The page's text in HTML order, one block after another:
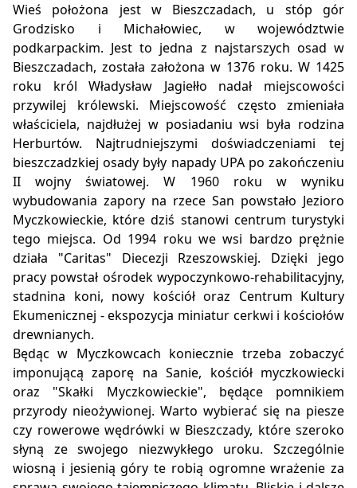
Wieś położona jest w Bieszczadach, u stóp gór
Grodzisko i Michałowiec, w województwie
podkarpackim. Jest to jedna z najstarszych osad w
Bieszczadach, została założona w 1376 roku. W 1425
roku król Władysław Jagiełło nadał miejscowości
przywilej królewski. Miejscowość często zmieniała
właściciela, najdłużej w posiadaniu wsi była rodzina
Herburtów. Najtrudniejszymi doświadczeniami tej
bieszczadzkiej osady były napady UPA po zakończeniu
II wojny światowej. W 1960 roku w wyniku
wybudowania zapory na rzece San powstało Jezioro
Myczkowieckie, które dziś stanowi centrum turystyki
tego miejsca. Od 1994 roku we wsi bardzo prężnie
działa "Caritas" Diecezji Rzeszowskiej. Dzięki jego
pracy powstał ośrodek wypoczynkowo-rehabilitacyjny,
stadnina koni, nowy kościół oraz Centrum Kultury
Ekumenicznej - ekspozycja miniatur cerkwi i kościołów
drewnianych.
Będąc w Myczkowcach koniecznie trzeba zobaczyć
imponującą zaporę na Sanie, kościół myczkowiecki
oraz "Skałki Myczkowieckie", będące pomnikiem
przyrody nieożywionej. Warto wybierać się na piesze
czy rowerowe wędrówki w Bieszczady, które szeroko
słyną ze swojego niezwykłego uroku. Szczególnie
wiosną i jesienią góry te robią ogromne wrażenie za